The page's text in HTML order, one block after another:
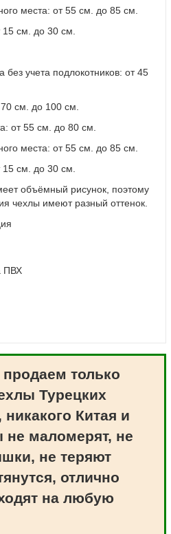
места: от 55 см. до 85 см.
см. до 30 см.
учета подлокотников: от 45
см. до 100 см.
от 55 см. до 80 см.
места: от 55 см. до 85 см.
см. до 30 см.
объёмный рисунок, поэтому
чехлы имеют разный оттенок.
ПВХ
только
Турецких
Китая и
маломерят, не
не теряют
отлично
на любую